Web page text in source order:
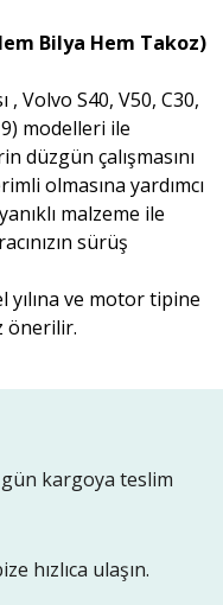
Bilya Hem Takoz)
Volvo S40, V50, C30,
modelleri ile
düzgün çalışmasını
olmasına yardımcı
malzeme ile
sürüş
yılına ve motor tipine
önerilir.
kargoya teslim
hızlıca ulaşın.